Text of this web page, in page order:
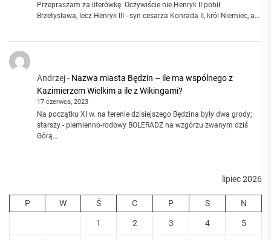
Przepraszam za literówkę. Oczywiście nie Henryk II pobił
Brzetysława, lecz Henryk III - syn cesarza Konrada II, król Niemiec, a…
Andrzej- Nazwa miasta Będzin – ile ma wspólnego z
Kazimierzem Wielkim a ile z Wikingami?
17 czerwca, 2023
Na początku XI w. na terenie dzisiejszego Będzina były dwa grody;
starszy - plemienno-rodowy BOLERADZ na wzgórzu zwanym dziś
Górą…
lipiec 2026
P W Ś C P S N
1 2 3 4 5